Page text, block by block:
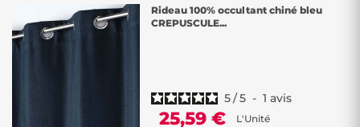
Rideau 100% occultant chiné bleu
CREPUSCULE...
5/5 - 1 avis
25,59 € L'Unité